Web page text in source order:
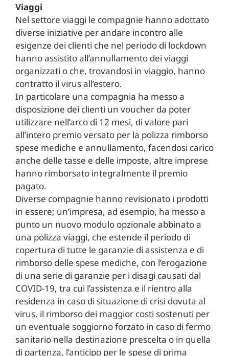
Viaggi
Nel settore viaggi le compagnie hanno adottato
diverse iniziative per andare incontro alle
esigenze dei clienti che nel periodo di lockdown
hanno assistito all’annullamento dei viaggi
organizzati o che, trovandosi in viaggio, hanno
contratto il virus all’estero.
In particolare una compagnia ha messo a
disposizione dei clienti un voucher da poter
utilizzare nell’arco di 12 mesi, di valore pari
all’intero premio versato per la polizza rimborso
spese mediche e annullamento, facendosi carico
anche delle tasse e delle imposte, altre imprese
hanno rimborsato integralmente il premio
pagato.
Diverse compagnie hanno revisionato i prodotti
in essere; un’impresa, ad esempio, ha messo a
punto un nuovo modulo opzionale abbinato a
una polizza viaggi, che estende il periodo di
copertura di tutte le garanzie di assistenza e di
rimborso delle spese mediche, con l’erogazione
di una serie di garanzie per i disagi causati dal
COVID-19, tra cui l’assistenza e il rientro alla
residenza in caso di situazione di crisi dovuta al
virus, il rimborso dei maggior costi sostenuti per
un eventuale soggiorno forzato in caso di fermo
sanitario nella destinazione prescelta o in quella
di partenza, l’anticipo per le spese di prima